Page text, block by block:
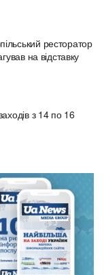
ресторатор
на відставку
з 14 по 16